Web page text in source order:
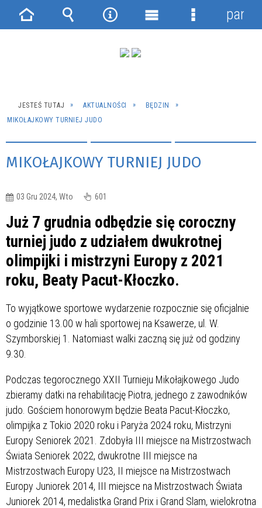
JESTEŚ TUTAJ AKTUALNOŚCI
BĘDZIN
MIKOŁAJKOWY TURNIEJ JUDO
MIKOŁAJKOWY TURNIEJ JUDO
03 Gru 2024, Wto 601
Już 7 grudnia odbędzie się coroczny
turniej judo z udziałem dwukrotnej
olimpijki i mistrzyni Europy z 2021
roku, Beaty Pacut-Kłoczko.
To wyjątkowe sportowe wydarzenie rozpocznie się oficjalnie
o godzinie 13.00 w hali sportowej na Ksawerze, ul. W.
Szymborskiej 1. Natomiast walki zaczną się już od godziny
9.30.
Podczas tegorocznego XXII Turnieju Mikołajkowego Judo
zbieramy datki na rehabilitację Piotra, jednego z zawodników
judo. Gościem honorowym będzie Beata Pacut-Kłoczko,
olimpijka z Tokio 2020 roku i Paryża 2024 roku, Mistrzyni
Europy Seniorek 2021. Zdobyła III miejsce na Mistrzostwach
Świata Seniorek 2022, dwukrotne III miejsce na
Mistrzostwach Europy U23, II miejsce na Mistrzostwach
Europy Juniorek 2014, III miejsce na Mistrzostwach Świata
Juniorek 2014, medalistka Grand Prix i Grand Slam, wielokrotna
Strona Wyszukiwarka
NarzędziaMenu
Menu
panel